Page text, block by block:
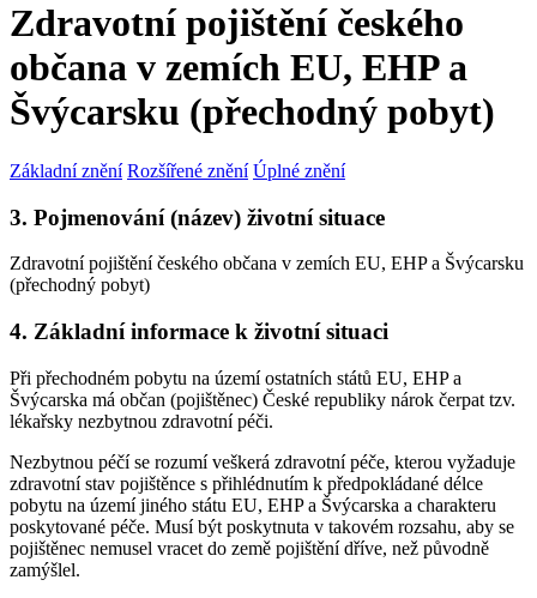
Zdravotní pojištění českého
občana v zemích EU, EHP a
Švýcarsku (přechodný pobyt)
Základní znění Rozšířené znění Úplné znění
3. Pojmenování (název) životní situace
Zdravotní pojištění českého občana v zemích EU, EHP a Švýcarsku
(přechodný pobyt)
4. Základní informace k životní situaci
Při přechodném pobytu na území ostatních států EU, EHP a
Švýcarska má občan (pojištěnec) České republiky nárok čerpat tzv.
lékařsky nezbytnou zdravotní péči.
Nezbytnou péčí se rozumí veškerá zdravotní péče, kterou vyžaduje
zdravotní stav pojištěnce s přihlédnutím k předpokládané délce
pobytu na území jiného státu EU, EHP a Švýcarska a charakteru
poskytované péče. Musí být poskytnuta v takovém rozsahu, aby se
pojištěnec nemusel vracet do země pojištění dříve, než původně
zamýšlel.